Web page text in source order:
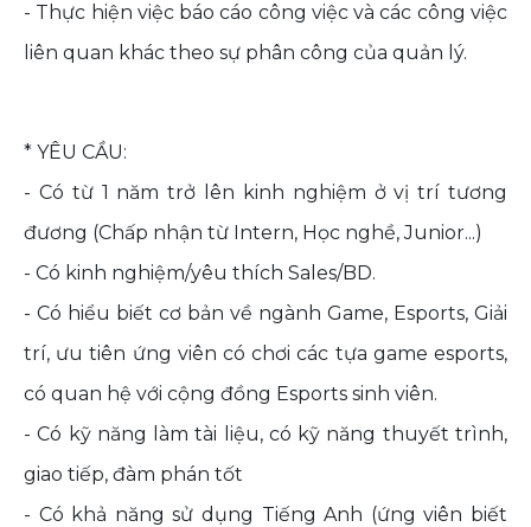
- Thực hiện việc báo cáo công việc và các công việc
liên quan khác theo sự phân công của quản lý.
* YÊU CẦU:
- Có từ 1 năm trở lên kinh nghiệm ở vị trí tương
đương (Chấp nhận từ Intern, Học nghề, Junior...)
- Có kinh nghiệm/yêu thích Sales/BD.
- Có hiểu biết cơ bản về ngành Game, Esports, Giải
trí, ưu tiên ứng viên có chơi các tựa game esports,
có quan hệ với cộng đồng Esports sinh viên.
- Có kỹ năng làm tài liệu, có kỹ năng thuyết trình,
giao tiếp, đàm phán tốt
- Có khả năng sử dụng Tiếng Anh (ứng viên biết